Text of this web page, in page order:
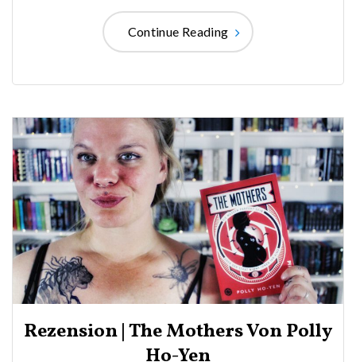
Continue Reading
Rezension | The Mothers Von Polly